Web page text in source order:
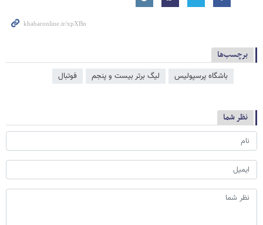
برچسب‌ها
باشگاه پرسپولیس لیگ برتر بیست و پنجم فوتبال
نظر شما